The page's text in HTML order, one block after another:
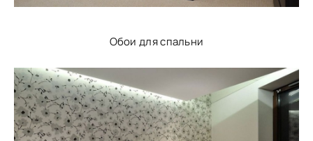
Обои для спальни